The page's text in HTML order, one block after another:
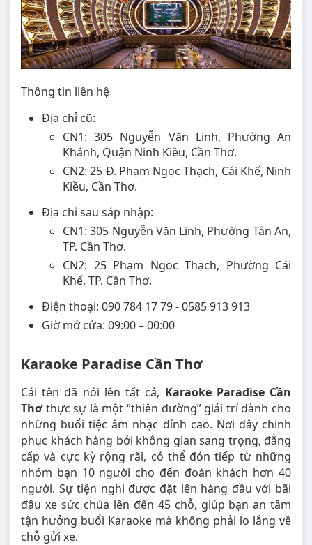
Thông tin liên hệ
Địa chỉ cũ:
CN1: 305 Nguyễn Văn Linh, Phường An
Khánh, Quận Ninh Kiều, Cần Thơ.
CN2: 25 Đ. Phạm Ngọc Thạch, Cái Khế, Ninh
Kiều, Cần Thơ.
Địa chỉ sau sáp nhập:
CN1: 305 Nguyễn Văn Linh, Phường Tân An,
TP. Cần Thơ.
CN2: 25 Phạm Ngọc Thạch, Phường Cái
Khế, TP. Cần Thơ.
Điện thoại: 090 784 17 79 - 0585 913 913
Giờ mở cửa: 09:00 – 00:00
Karaoke Paradise Cần Thơ
Cái tên đã nói lên tất cả, Karaoke Paradise Cần
Thơthực sự là một “thiên đường” giải trí dành cho
những buổi tiệc âm nhạc đỉnh cao. Nơi đây chinh
phục khách hàng bởi không gian sang trọng, đẳng
cấp và cực kỳ rộng rãi, có thể đón tiếp từ những
nhóm bạn 10 người cho đến đoàn khách hơn 40
người. Sự tiện nghi được đặt lên hàng đầu với bãi
đậu xe sức chúa lên đến 45 chỗ, giúp bạn an tâm
tận hưởng buổi Karaoke mà không phải lo lắng về
chỗ gửi xe.